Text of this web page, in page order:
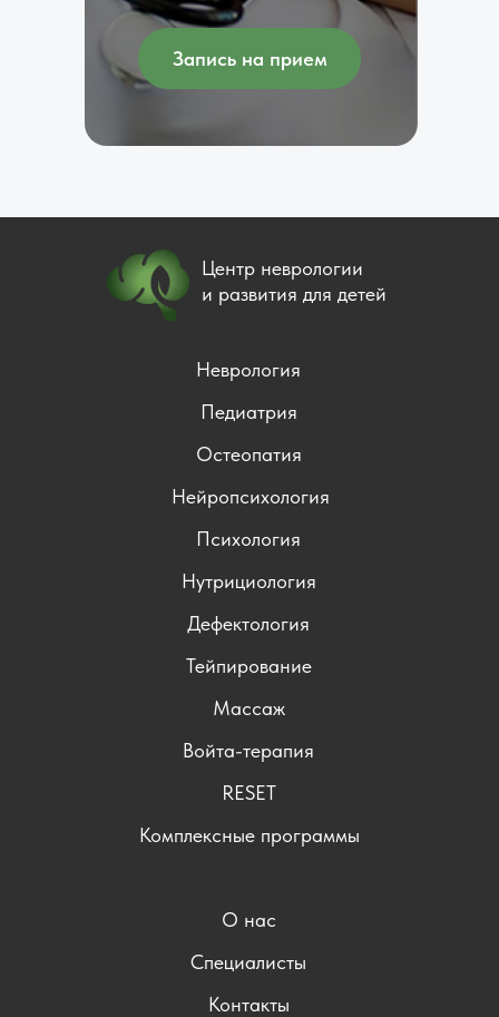
Запись на прием
Центр неврологии
и развития для детей
О нас
Специалисты
Контакты
Нейропсихология
Психология
Нутрициология
Дефектология
Тейпирование
Войта-терапия
Комплексные программы
RESET
Неврология
Педиатрия
Остеопатия
Массаж